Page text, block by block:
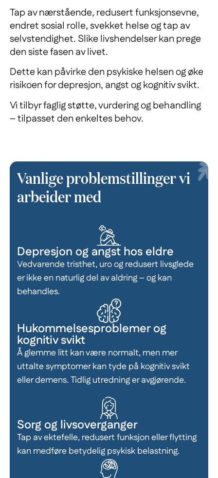
Tap av nærstående, redusert funksjonsevne,
endret sosial rolle, svekket helse og tap av
selvstendighet. Slike livshendelser kan prege
den siste fasen av livet.
Dette kan påvirke den psykiske helsen og øke
risikoen for depresjon, angst og kognitiv svikt.
Vi tilbyr faglig støtte, vurdering og behandling
– tilpasset den enkeltes behov.
Vanlige problemstillinger vi
arbeider med
Depresjon og angst hos eldre
Vedvarende tristhet, uro og redusert livsglede
er ikke en naturlig del av aldring – og kan
behandles.
Hukommelsesproblemer og
kognitiv svikt
Å glemme litt kan være normalt, men mer
uttalte symptomer kan tyde på kognitiv svikt
eller demens. Tidlig utredning er avgjørende.
Sorg og livsoverganger
Tap av ektefelle, redusert funksjon eller flytting
kan medføre betydelig psykisk belastning.